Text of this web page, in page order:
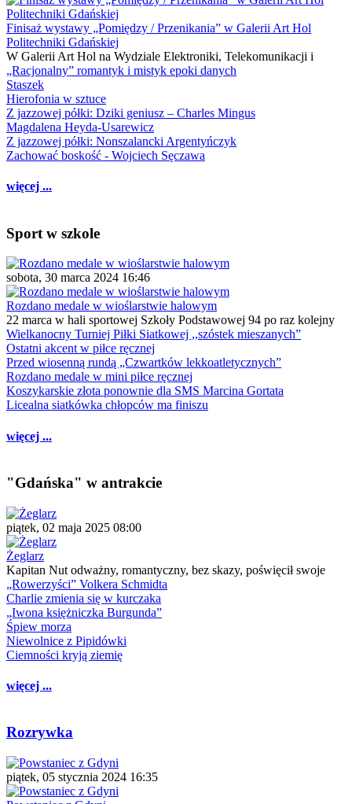
Finisaż wystawy „Pomiędzy / Przenikania” w Galerii Art Hol
Politechniki Gdańskiej
W Galerii Art Hol na Wydziale Elektroniki, Telekomunikacji i
„Racjonalny” romantyk i mistyk epoki danych
Staszek
Hierofonia w sztuce
Z jazzowej półki: Dziki geniusz – Charles Mingus
Magdalena Heyda-Usarewicz
Z jazzowej półki: Nonszalancki Argentyńczyk
Zachować boskość - Wojciech Sęczawa
więcej ...
Sport w szkole
sobota, 30 marca 2024 16:46
Rozdano medale w wioślarstwie halowym
22 marca w hali sportowej Szkoły Podstawowej 94 po raz kolejny
Wielkanocny Turniej Piłki Siatkowej ,,szóstek mieszanych”
Ostatni akcent w piłce ręcznej
Przed wiosenną rundą „Czwartków lekkoatletycznych”
Rozdano medale w mini piłce ręcznej
Koszykarskie złota ponownie dla SMS Marcina Gortata
Licealna siatkówka chłopców ma finiszu
więcej ...
"Gdańska" w antrakcie
piątek, 02 maja 2025 08:00
Żeglarz
Kapitan Nut odważny, romantyczny, bez skazy, poświęcił swoje
„Rowerzyści” Volkera Schmidta
Charlie zmienia się w kurczaka
„Iwona księżniczka Burgunda”
Śpiew morza
Niewolnice z Pipidówki
Ciemności kryją ziemię
więcej ...
Rozrywka
piątek, 05 stycznia 2024 16:35